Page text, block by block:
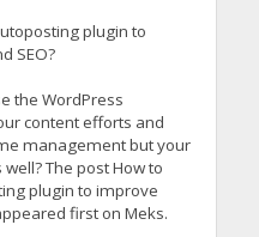
plugin to
SEO?
the WordPress
content efforts and
management but your
The post How to
plugin to improve
first on Meks.